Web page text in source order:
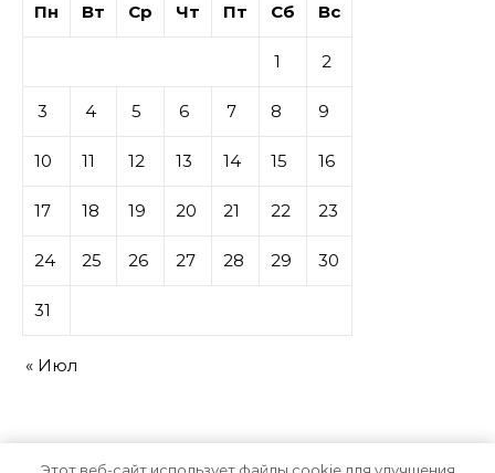
Пн
Вт Ср Чт Пт Сб Вс
1 2
3 4 5 6 7 8 9
10 11 12 13 14 15 16
17 18 19 20 21 22 23
24 25 26 27 28 29 30
31
« Июл
Этот веб-сайт использует файлы cookie для улучшения